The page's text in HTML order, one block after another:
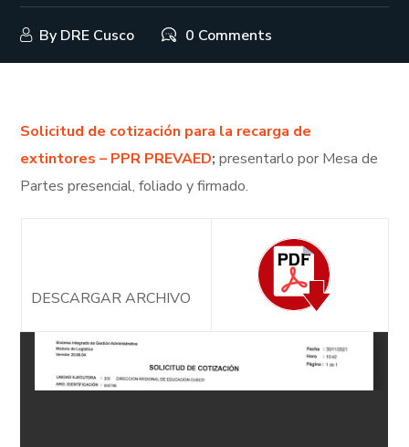
By DRE Cusco 0 Comments
Solicitud de cotización para la recarga de
extintores – PPR PREVAED;presentarlo por Mesa de
Partes presencial, foliado y firmado.
DESCARGAR ARCHIVO